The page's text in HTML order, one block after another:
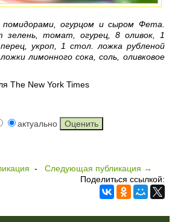
огурцом и сыром Фета.
зелень, томат, огурец, 8 оливок, 1
укроп, 1 стол. ложка рубленой
лимонного сока, соль, оливковое
The New York Times
актуально
- Следующая публикация →
Поделиться ссылкой: